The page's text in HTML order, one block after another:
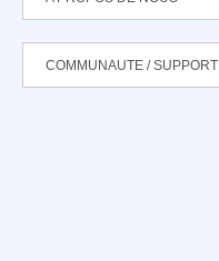
COMMUNAUTE / SUPPORT